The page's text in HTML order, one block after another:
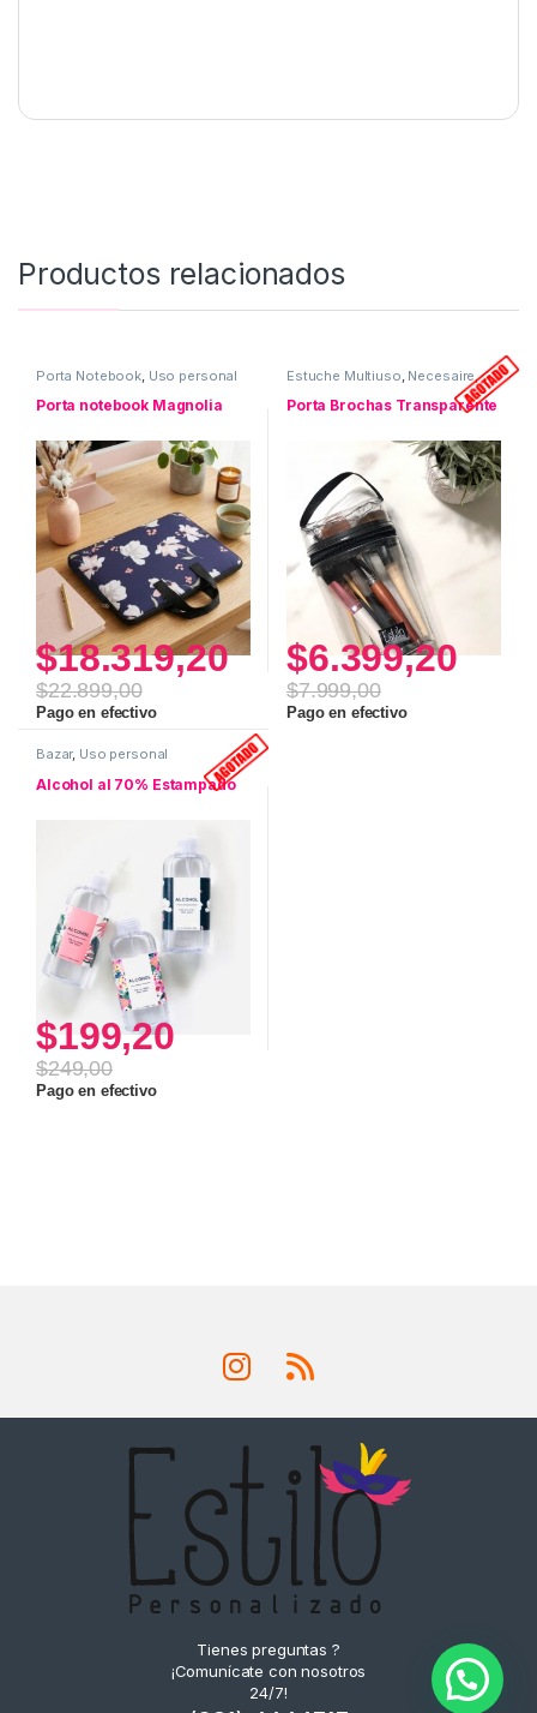
Productos relacionados
Porta Notebook Uso personal
Porta notebook Magnolia
$18.319,20
$22.899,00
Pago en efectivo
Estuche Multiuso Necesaire,
Uso personal
Porta Brochas Transparente
$6.399,20
$7.999,00
Pago en efectivo
Bazar, Uso personal
Alcohol al 70% Estampado
$199,20
$249,00
Pago en efectivo
Tienes preguntas ?
¡Comunícate con nosotros
24/7!